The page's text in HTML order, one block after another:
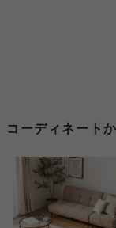
コーディネート